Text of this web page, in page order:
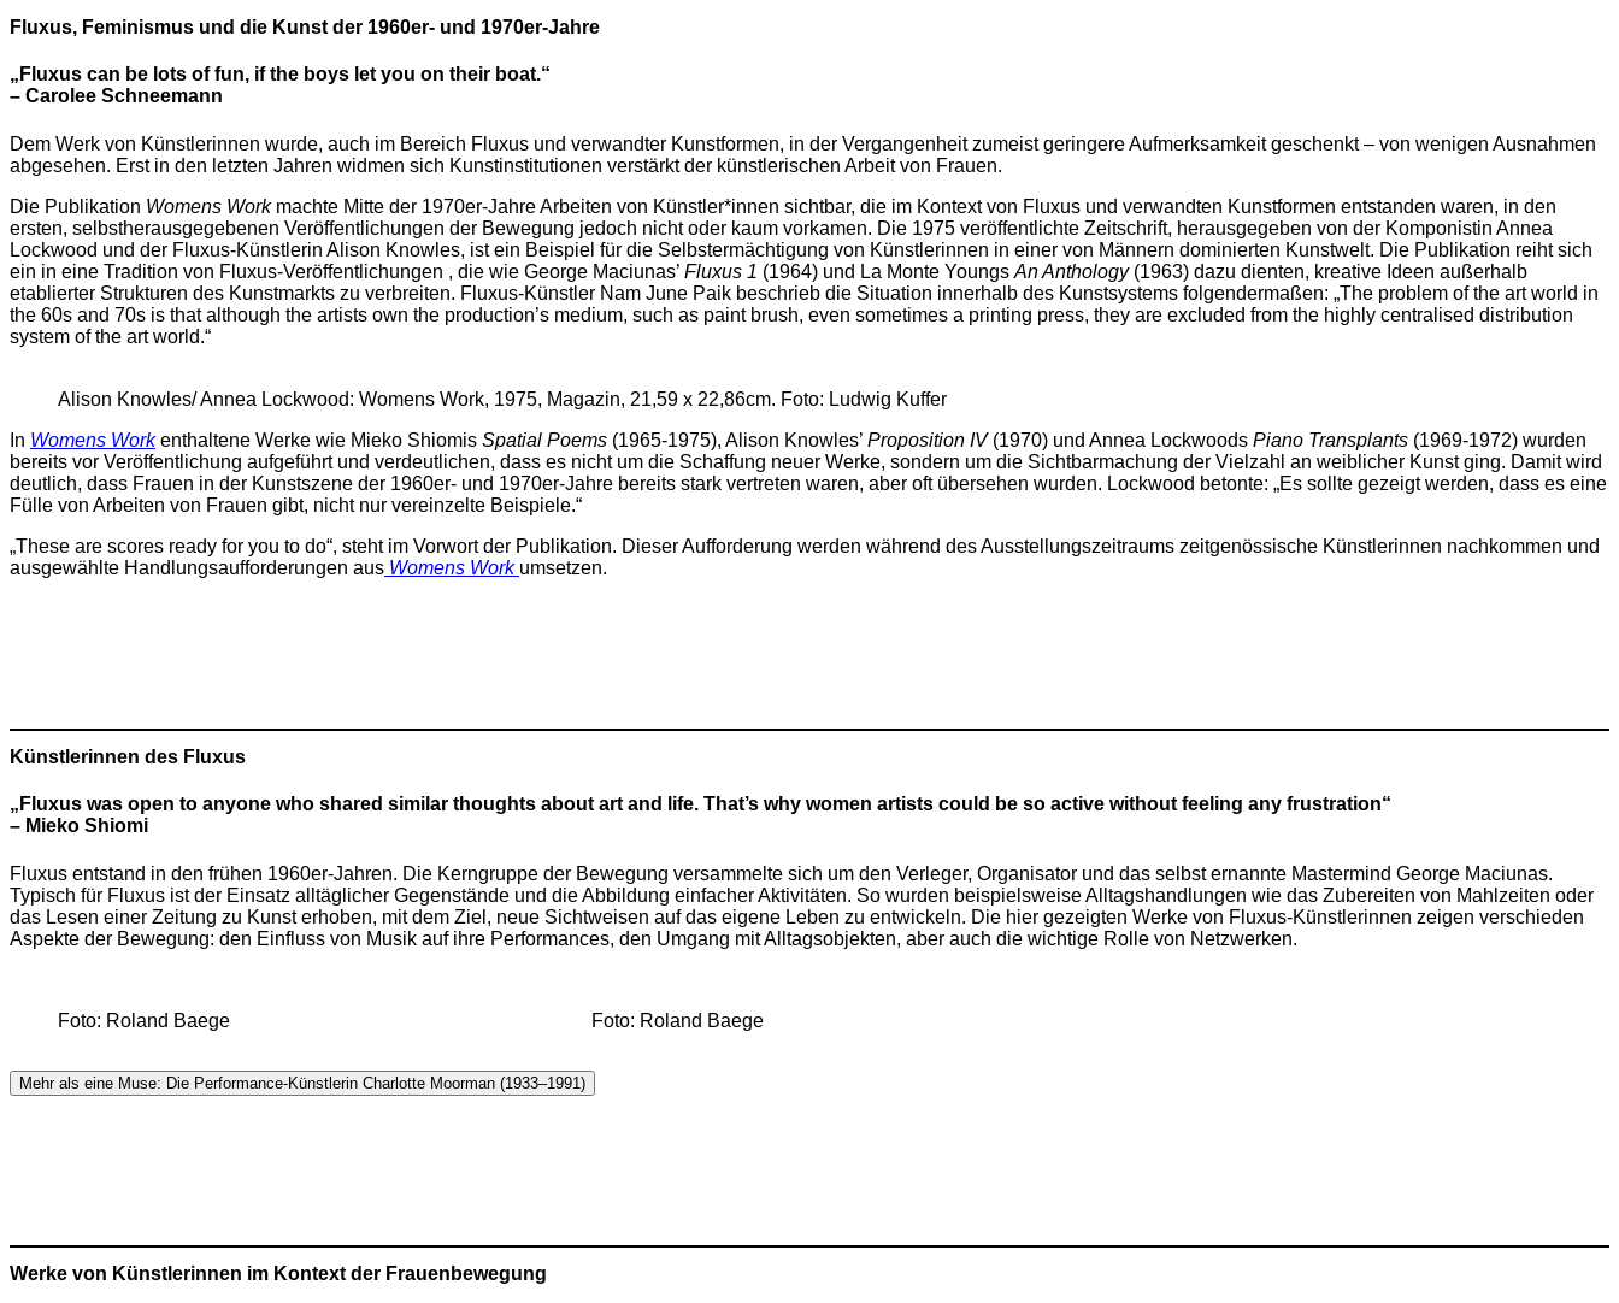
Fluxus, Feminismus und die Kunst der 1960er- und 1970er-Jahre
„Fluxus can be lots of fun, if the boys let you on their boat.“
– Carolee Schneemann
Dem Werk von Künstlerinnen wurde, auch im Bereich Fluxus und verwandter Kunstformen, in der Vergangenheit zumeist geringere Aufmerksamkeit geschenkt – von wenigen Ausnahmen
abgesehen. Erst in den letzten Jahren widmen sich Kunstinstitutionen verstärkt der künstlerischen Arbeit von Frauen.
Die Publikation Womens Workmachte Mitte der 1970er-Jahre Arbeiten von Künstler*innen sichtbar, die im Kontext von Fluxus und verwandten Kunstformen entstanden waren, in den
ersten, selbstherausgegebenen Veröffentlichungen der Bewegung jedoch nicht oder kaum vorkamen. Die 1975 veröffentlichte Zeitschrift, herausgegeben von der Komponistin Annea
Lockwood und der Fluxus-Künstlerin Alison Knowles, ist ein Beispiel für die Selbstermächtigung von Künstlerinnen in einer von Männern dominierten Kunstwelt. Die Publikation reiht sich
ein in eine Tradition von Fluxus-Veröffentlichungen , die wie George Maciunas’ Fluxus 1 (1964) und La Monte Youngs An Anthology(1963) dazu dienten, kreative Ideen außerhalb
etablierter Strukturen des Kunstmarkts zu verbreiten. Fluxus-Künstler Nam June Paik beschrieb die Situation innerhalb des Kunstsystems folgendermaßen: „The problem of the art world in
the 60s and 70s is that although the artists own the production’s medium, such as paint brush, even sometimes a printing press, they are excluded from the highly centralised distribution
system of the art world.“
Alison Knowles/ Annea Lockwood: Womens Work, 1975, Magazin, 21,59 x 22,86cm. Foto: Ludwig Kuffer
In Womens Workenthaltene Werke wie Mieko Shiomis Spatial Poems (1965-1975), Alison Knowles’ Proposition IV(1970) und Annea Lockwoods Piano Transplants (1969-1972) wurden
bereits vor Veröffentlichung aufgeführt und verdeutlichen, dass es nicht um die Schaffung neuer Werke, sondern um die Sichtbarmachung der Vielzahl an weiblicher Kunst ging. Damit wird
deutlich, dass Frauen in der Kunstszene der 1960er- und 1970er-Jahre bereits stark vertreten waren, aber oft übersehen wurden. Lockwood betonte: „Es sollte gezeigt werden, dass es eine
Fülle von Arbeiten von Frauen gibt, nicht nur vereinzelte Beispiele.“
„These are scores ready for you to do“, steht im Vorwort der Publikation. Dieser Aufforderung werden während des Ausstellungszeitraums zeitgenössische Künstlerinnen nachkommen und
ausgewählte Handlungsaufforderungen aus Womens Work umsetzen.
Künstlerinnen des Fluxus
„Fluxus was open to anyone who shared similar thoughts about art and life. That’s why women artists could be so active without feeling any frustration“
– Mieko Shiomi
Fluxus entstand in den frühen 1960er-Jahren. Die Kerngruppe der Bewegung versammelte sich um den Verleger, Organisator und das selbst ernannte Mastermind George Maciunas.
Typisch für Fluxus ist der Einsatz alltäglicher Gegenstände und die Abbildung einfacher Aktivitäten. So wurden beispielsweise Alltagshandlungen wie das Zubereiten von Mahlzeiten oder
das Lesen einer Zeitung zu Kunst erhoben, mit dem Ziel, neue Sichtweisen auf das eigene Leben zu entwickeln. Die hier gezeigten Werke von Fluxus-Künstlerinnen zeigen verschieden
Aspekte der Bewegung: den Einfluss von Musik auf ihre Performances, den Umgang mit Alltagsobjekten, aber auch die wichtige Rolle von Netzwerken.
Foto: Roland Baege Foto: Roland Baege
Mehr als eine Muse: Die Performance-Künstlerin Charlotte Moorman (1933–1991)
Werke von Künstlerinnen im Kontext der Frauenbewegung